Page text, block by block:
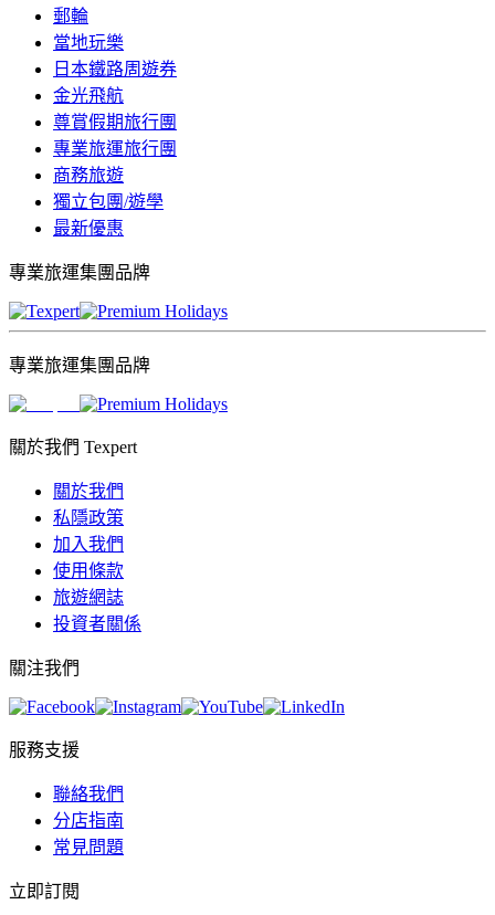
郵輪
當地玩樂
日本鐵路周遊券
金光飛航
尊賞假期旅行團
專業旅運旅行團
商務旅遊
獨立包團/遊學
最新優惠
專業旅運集團品牌
專業旅運集團品牌
關於我們 Texpert
關於我們
私隱政策
加入我們
使用條款
旅遊網誌
投資者關係
關注我們
服務支援
聯絡我們
分店指南
常見問題
立即訂閱